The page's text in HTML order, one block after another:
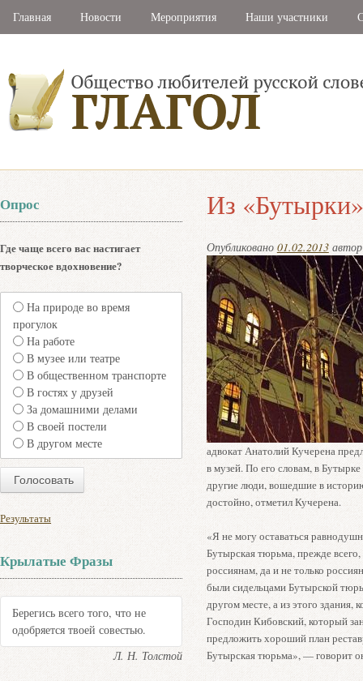
Главная Новости Мероприятия Наши участники
Из
Опубликовано 01.02.2013
адвокат Анатолий Кучерена
в музей. По его словам, в
другие люди, вошедшие в
достойно, отметил Кучерена.
«Я не могу оставаться
Бутырская тюрьма, прежде
россиянам, да и не только
были сидельцами Бутырской
другом месте, а из этого здания,
Господин Кибовский, который
предложить хороший план
Бутырская тюрьма», — говорит
Опрос
Где чаще всего вас настигает
творческое вдохновение?
На природе во время
прогулок
На работе
В музее или театре
В общественном транспорте
В гостях у друзей
За домашними делами
В своей постели
В другом месте
Результаты
Крылатые Фразы
Берегись всего того, что не
одобряется твоей совестью.
Л. Н. Толстой